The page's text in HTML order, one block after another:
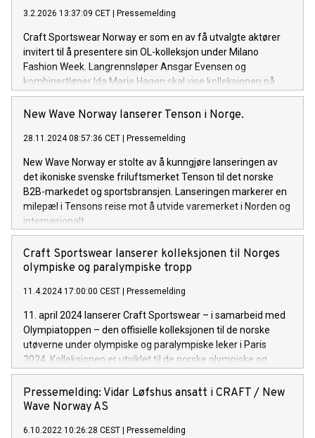
3.2.2026 13:37:09 CET | Pressemelding
Craft Sportswear Norway er som en av få utvalgte aktører
invitert til å presentere sin OL-kolleksjon under Milano
Fashion Week. Langrennsløper Ansgar Evensen og
kombinertløper Ida Marie Hagen skal vise kolleksjonen på
catwalken under årets Olympic Edition i forkant av vinter OL i
Milano Cortina 2026.
New Wave Norway lanserer Tenson i Norge.
28.11.2024 08:57:36 CET | Pressemelding
New Wave Norway er stolte av å kunngjøre lanseringen av
det ikoniske svenske friluftsmerket Tenson til det norske
B2B-markedet og sportsbransjen. Lanseringen markerer en
milepæl i Tensons reise mot å utvide varemerket i Norden og
internasjonalt.
Craft Sportswear lanserer kolleksjonen til Norges
olympiske og paralympiske tropp
11.4.2024 17:00:00 CEST | Pressemelding
11. april 2024 lanserer Craft Sportswear – i samarbeid med
Olympiatoppen – den offisielle kolleksjonen til de norske
utøverne under olympiske og paralympiske leker i Paris
2024. Kolleksjonen er utviklet til de norske olympiske og
paralympiske utøverne, men vil også være tilgjengelig for det
norske folk som ønsker å heie frem våre helter. For første
gang i historien vil den offisielle OL–kolleksjonen lanseres i
tilgjengelig i Craft sin nettbutikk.
Pressemelding: Vidar Løfshus ansatt i CRAFT / New
Wave Norway AS
6.10.2022 10:26:28 CEST | Pressemelding